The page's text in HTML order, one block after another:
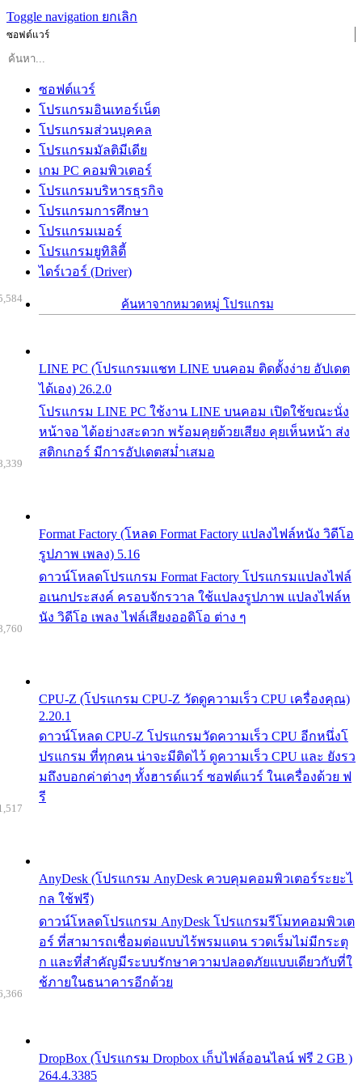
Toggle navigation ยกเลิก
ซอฟต์แวร์
ซอฟต์แวร์
โปรแกรมอินเทอร์เน็ต
โปรแกรมส่วนบุคคล
โปรแกรมมัลติมีเดีย
เกม PC คอมพิวเตอร์
โปรแกรมบริหารธุรกิจ
โปรแกรมการศึกษา
โปรแกรมเมอร์
โปรแกรมยูทิลิตี้
ไดร์เวอร์ (Driver)
ค้นหาจากหมวดหมู่ โปรแกรม
LINE PC (โปรแกรมแชท LINE บนคอม ติดตั้งง่าย อัปเดต
ได้เอง) 26.2.0
โปรแกรม LINE PC ใช้งาน LINE บนคอม เปิดใช้ขณะนั่ง
หน้าจอ ได้อย่างสะดวก พร้อมคุยด้วยเสียง คุยเห็นหน้า ส่ง
สติกเกอร์ มีการอัปเดตสม่ำเสมอ
Format Factory (โหลด Format Factory แปลงไฟล์หนัง วิดีโอ
รูปภาพ เพลง) 5.16
ดาวน์โหลดโปรแกรม Format Factory โปรแกรมแปลงไฟล์
อเนกประสงค์ ครอบจักรวาล ใช้แปลงรูปภาพ แปลงไฟล์ห
นัง วิดีโอ เพลง ไฟล์เสียงออดิโอ ต่าง ๆ
CPU-Z (โปรแกรม CPU-Z วัดดูความเร็ว CPU เครื่องคุณ)
2.20.1
ดาวน์โหลด CPU-Z โปรแกรมวัดความเร็ว CPU อีกหนึ่งโ
ปรแกรม ที่ทุกคน น่าจะมีติดไว้ ดูความเร็ว CPU และ ยังรว
มถึงบอกค่าต่างๆ ทั้งฮารด์แวร์ ซอฟต์แวร์ ในเครื่องด้วย ฟ
รี
AnyDesk (โปรแกรม AnyDesk ควบคุมคอมพิวเตอร์ระยะไ
กล ใช้ฟรี)
ดาวน์โหลดโปรแกรม AnyDesk โปรแกรมรีโมทคอมพิวเต
อร์ ที่สามารถเชื่อมต่อแบบไร้พรมแดน รวดเร็มไม่มีกระตุ
ก และที่สำคัญมีระบบรักษาความปลอดภัยแบบเดียวกับที่ใ
ช้ภายในธนาคารอีกด้วย
DropBox (โปรแกรม Dropbox เก็บไฟล์ออนไลน์ ฟรี 2 GB )
264.4.3385